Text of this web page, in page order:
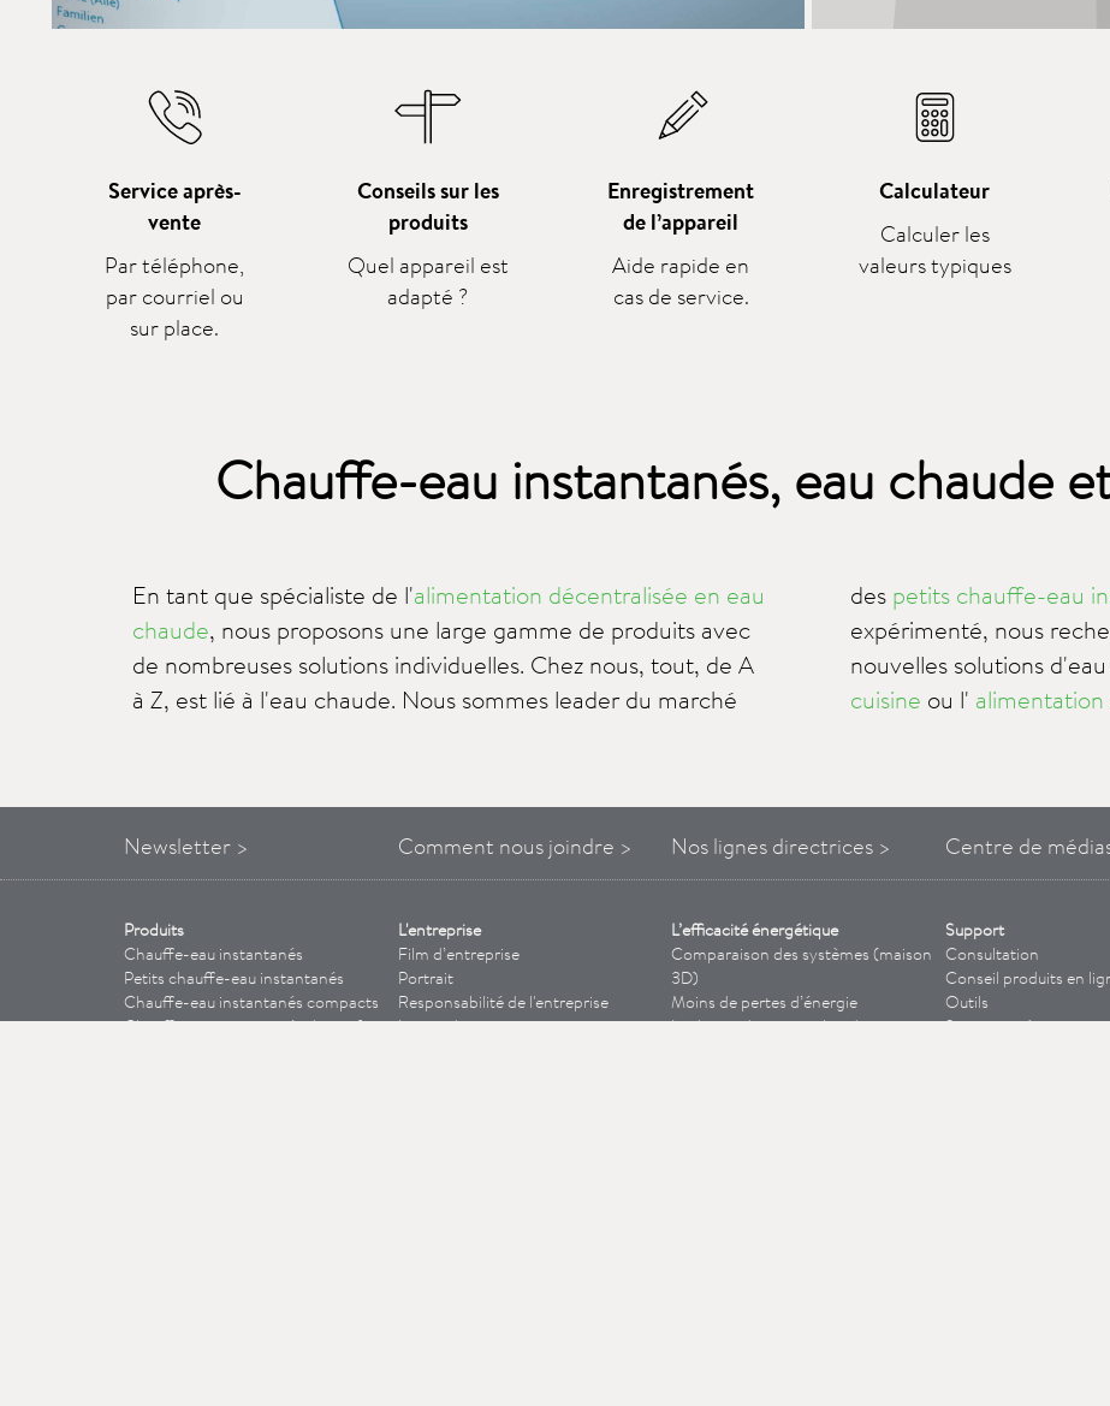
Service après-
vente
Par téléphone,
par courriel ou
sur place.
Conseils sur les
produits
Quel appareil est
adapté ?
Enregistrement
de l’appareil
Aide rapide en
cas de service.
Calculateur
Calculer les
valeurs typiques
Chauffe-eau instantanés, eau chaude
En tant que spécialiste de l'alimentation décentralisée en eau
chaude, nous proposons une large gamme de produits avec
de nombreuses solutions individuelles. Chez nous, tout, de A
à Z, est lié à l'eau chaude. Nous sommes leader du marché
des petits chauffe-eau
expérimenté, nous
nouvelles solutions
cuisine ou l' alimentation
Newsletter > Comment nous joindre > Nos lignes directrices > Centre de
Produits
Chauffe-eau instantanés
Petits chauffe-eau instantanés
Chauffe-eau instantanés compacts
Chauffe-eau instantanés de confort
L'entreprise
Film d’entreprise
Portrait
Responsabilité de l'entreprise
Lignes directrices
L’efficacité énergétique
Comparaison des systèmes (maison
3D)
Moins de pertes d’énergie
La demande en eau chaude
Support
Consultation
Conseil produits en
Outils
Service après-vente